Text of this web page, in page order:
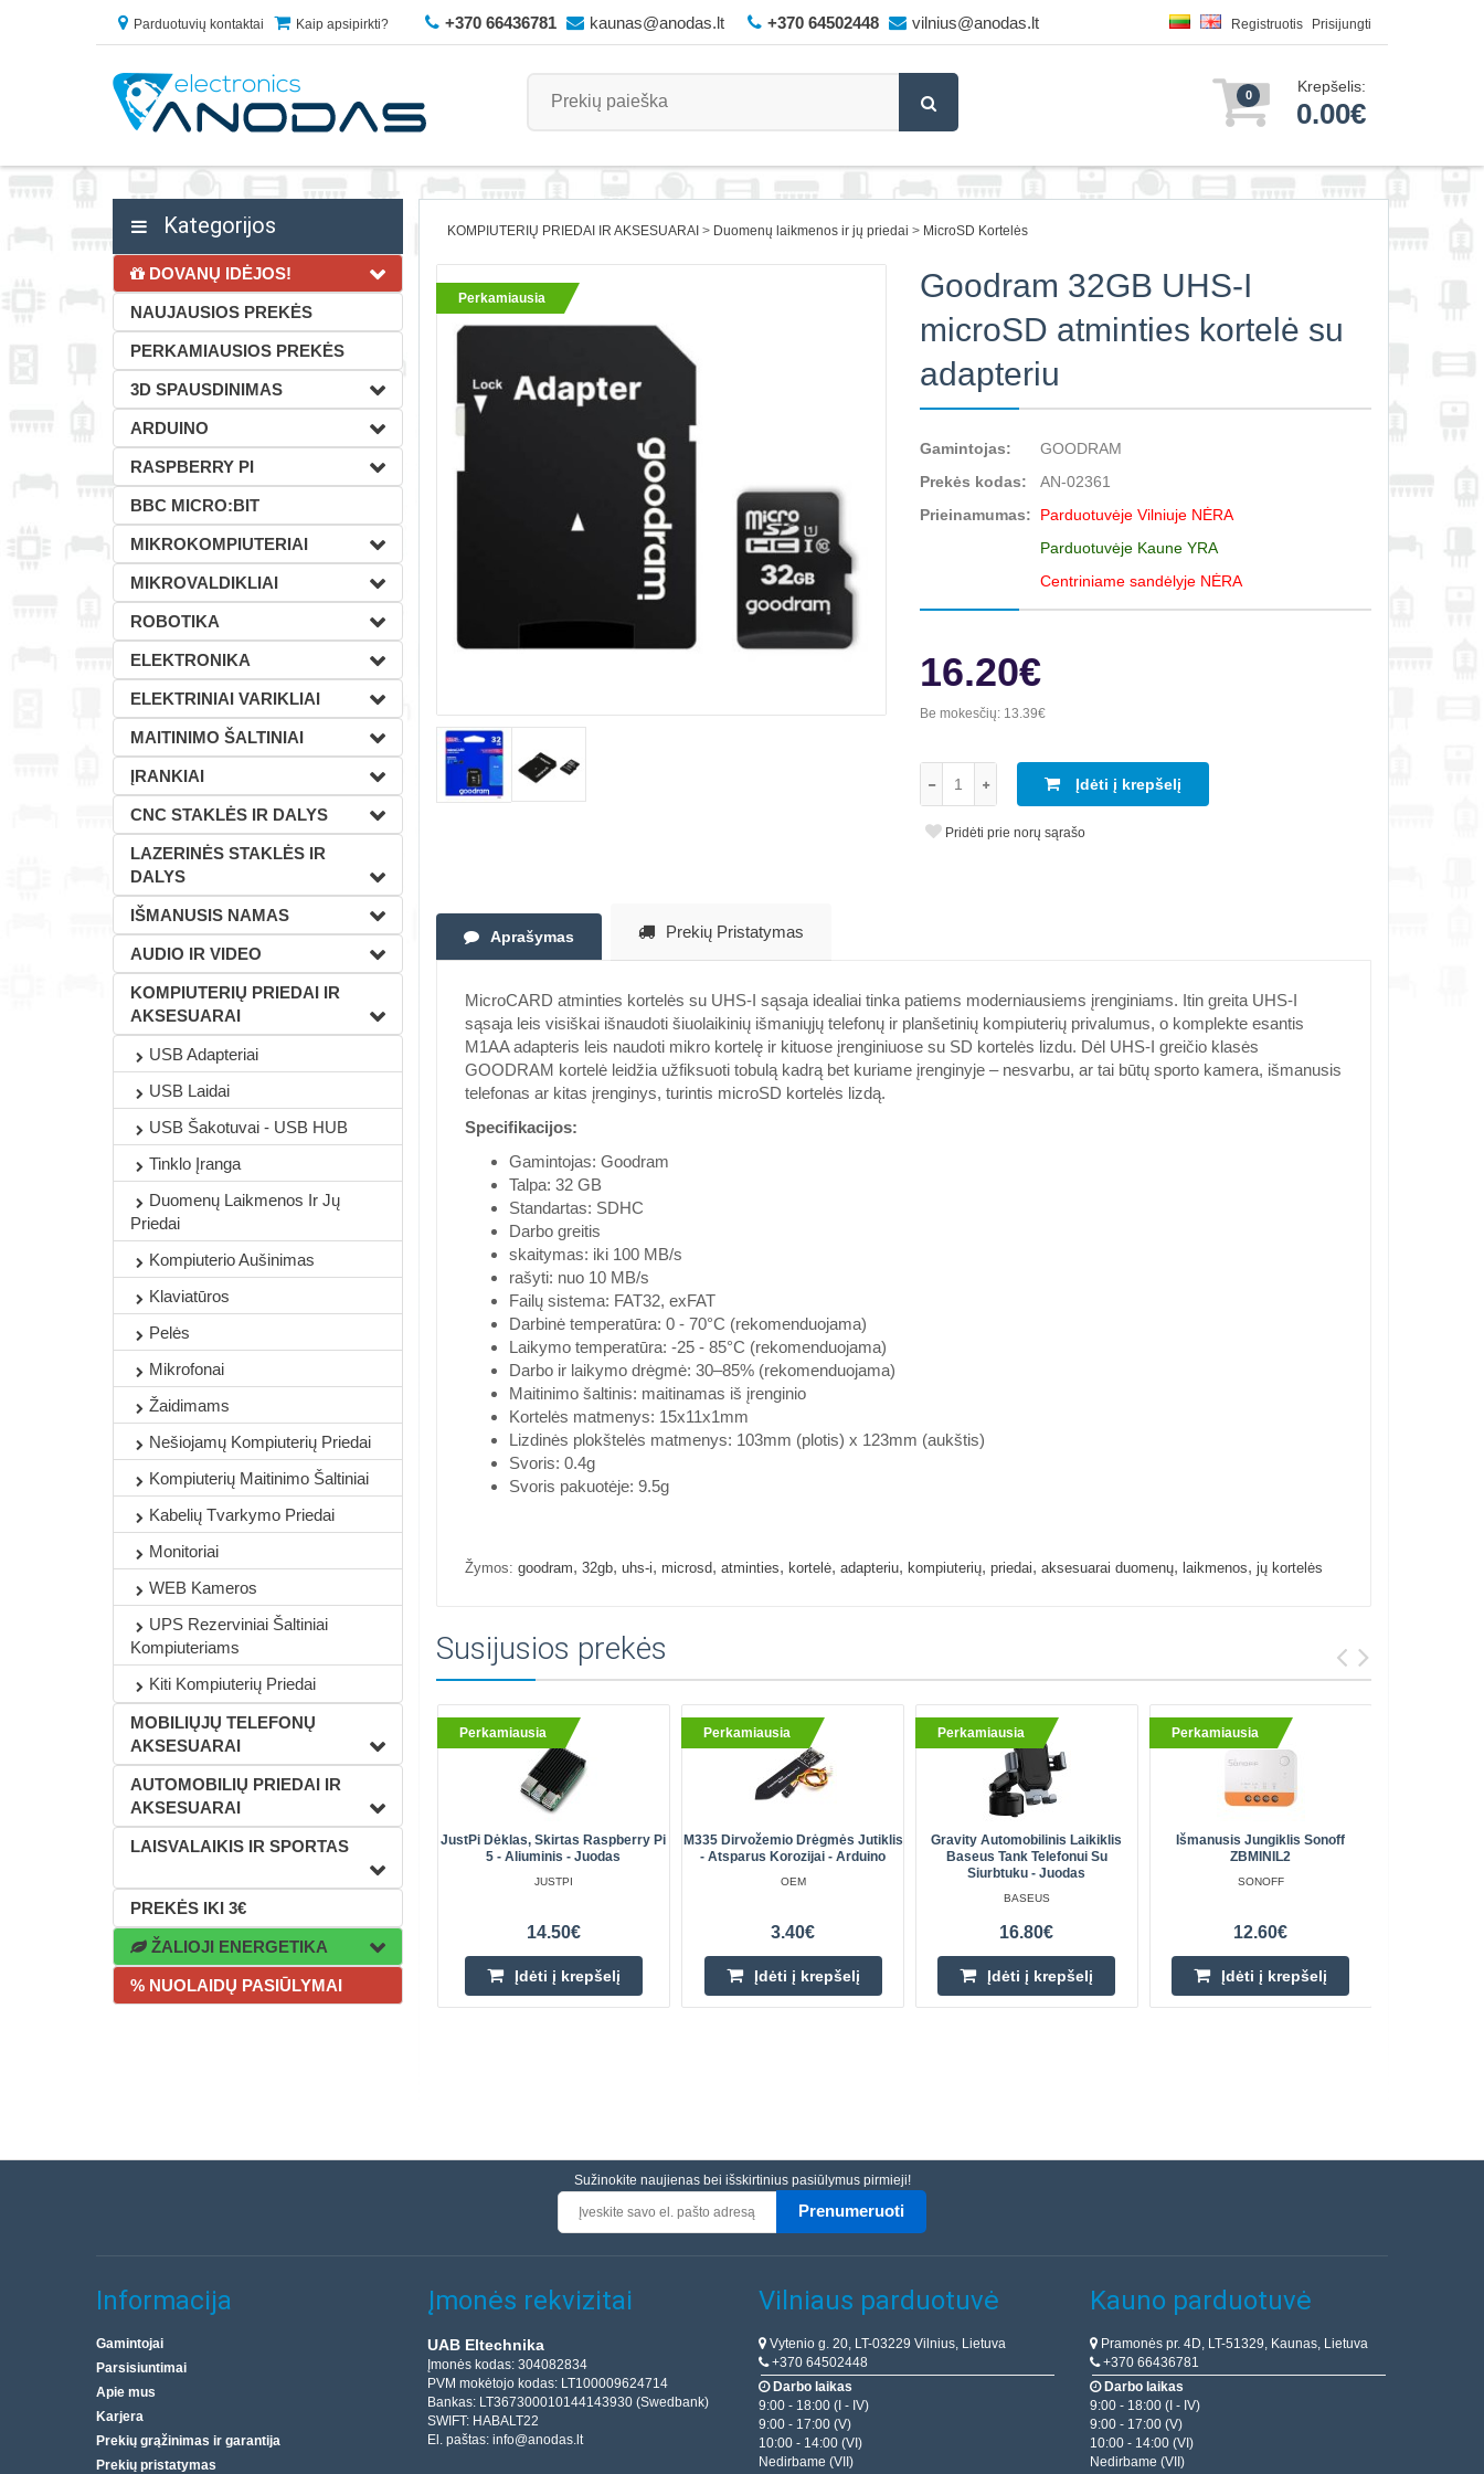
Parduotuvių kontaktai Kaip apsipirkti? +370 66436781 kaunas@anodas.lt +370 64502448 vilnius@anodas.lt Registruotis Prisijungti
0 Krepšelis:
0.00€
Kategorijos
DOVANŲ IDĖJOS!
NAUJAUSIOS PREKĖS
PERKAMIAUSIOS PREKĖS
3D SPAUSDINIMAS
ARDUINO
RASPBERRY PI
BBC MICRO:BIT
MIKROKOMPIUTERIAI
MIKROVALDIKLIAI
ROBOTIKA
ELEKTRONIKA
ELEKTRINIAI VARIKLIAI
MAITINIMO ŠALTINIAI
ĮRANKIAI
CNC STAKLĖS IR DALYS
LAZERINĖS STAKLĖS IR
DALYS
IŠMANUSIS NAMAS
AUDIO IR VIDEO
KOMPIUTERIŲ PRIEDAI IR
AKSESUARAI
USB Adapteriai
USB Laidai
USB Šakotuvai - USB HUB
Tinklo Įranga
Duomenų Laikmenos Ir Jų
Priedai
Kompiuterio Aušinimas
Klaviatūros
Pelės
Mikrofonai
Žaidimams
Nešiojamų Kompiuterių Priedai
Kompiuterių Maitinimo Šaltiniai
Kabelių Tvarkymo Priedai
Monitoriai
WEB Kameros
UPS Rezerviniai Šaltiniai
Kompiuteriams
Kiti Kompiuterių Priedai
MOBILIŲJŲ TELEFONŲ
AKSESUARAI
AUTOMOBILIŲ PRIEDAI IR
AKSESUARAI
LAISVALAIKIS IR SPORTAS
PREKĖS IKI 3€
ŽALIOJI ENERGETIKA
% NUOLAIDŲ PASIŪLYMAI
KOMPIUTERIŲ PRIEDAI IR AKSESUARAI Duomenų laikmenos ir jų priedai MicroSD Kortelės
Perkamiausia
Goodram 32GB UHS-I
microSD atminties kortelė su
adapteriu
Gamintojas:
GOODRAM
Prekės kodas:
AN-02361
Prieinamumas:
Parduotuvėje Vilniuje NĖRA
Parduotuvėje Kaune YRA
Centriniame sandėlyje NĖRA
16.20€
Be mokesčių: 13.39€
Įdėti į krepšelį
Pridėti prie norų sąrašo
Aprašymas Prekių Pristatymas
MicroCARD atminties kortelės su UHS-I sąsaja idealiai tinka patiems moderniausiems įrenginiams. Itin greita UHS-I
sąsaja leis visiškai išnaudoti šiuolaikinių išmaniųjų telefonų ir planšetinių kompiuterių privalumus, o komplekte esantis
M1AA adapteris leis naudoti mikro kortelę ir kituose įrenginiuose su SD kortelės lizdu. Dėl UHS-I greičio klasės
GOODRAM kortelė leidžia užfiksuoti tobulą kadrą bet kuriame įrenginyje – nesvarbu, ar tai būtų sporto kamera, išmanusis
telefonas ar kitas įrenginys, turintis microSD kortelės lizdą.
Specifikacijos:
Gamintojas: Goodram
Talpa: 32 GB
Standartas: SDHC
Darbo greitis
skaitymas: iki 100 MB/s
rašyti: nuo 10 MB/s
Failų sistema: FAT32, exFAT
Darbinė temperatūra: 0 - 70°C (rekomenduojama)
Laikymo temperatūra: -25 - 85°C (rekomenduojama)
Darbo ir laikymo drėgmė: 30–85% (rekomenduojama)
Maitinimo šaltinis: maitinamas iš įrenginio
Kortelės matmenys: 15x11x1mm
Lizdinės plokštelės matmenys: 103mm (plotis) x 123mm (aukštis)
Svoris: 0.4g
Svoris pakuotėje: 9.5g
Žymos: goodram, 32gb, uhs-i, microsd, atminties, kortelė, adapteriu, kompiuterių, priedai, aksesuarai duomenų, laikmenos, jų kortelės
Susijusios prekės
Perkamiausia
JustPi Dėklas, Skirtas Raspberry Pi
5 - Aliuminis - Juodas
JUSTPI
14.50€
Įdėti į krepšelį
Perkamiausia
M335 Dirvožemio Drėgmės Jutiklis
- Atsparus Korozijai - Arduino
OEM
3.40€
Įdėti į krepšelį
Perkamiausia
Gravity Automobilinis Laikiklis
Baseus Tank Telefonui Su
Siurbtuku - Juodas
BASEUS
16.80€
Įdėti į krepšelį
Perkamiausia
Išmanusis Jungiklis Sonoff
ZBMINIL2
SONOFF
12.60€
Įdėti į krepšelį
Sužinokite naujienas bei išskirtinius pasiūlymus pirmieji!
Prenumeruoti
Informacija
Gamintojai
Parsisiuntimai
Apie mus
Karjera
Prekių grąžinimas ir garantija
Prekių pristatymas
Įmonės rekvizitai
UAB Eltechnika
Įmonės kodas: 304082834
PVM mokėtojo kodas: LT100009624714
Bankas: LT367300010144143930 (Swedbank)
SWIFT: HABALT22
El. paštas: info@anodas.lt
Vilniaus parduotuvė
Vytenio g. 20, LT-03229 Vilnius, Lietuva
+370 64502448
Darbo laikas
9:00 - 18:00 (I - IV)
9:00 - 17:00 (V)
10:00 - 14:00 (VI)
Nedirbame (VII)
Kauno parduotuvė
Pramonės pr. 4D, LT-51329, Kaunas, Lietuva
+370 66436781
Darbo laikas
9:00 - 18:00 (I - IV)
9:00 - 17:00 (V)
10:00 - 14:00 (VI)
Nedirbame (VII)